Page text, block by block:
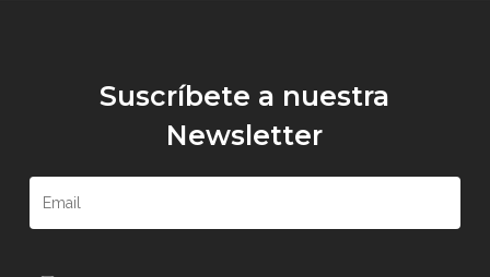
Suscríbete a nuestra
Newsletter